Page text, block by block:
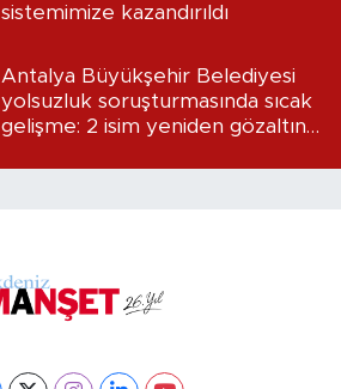
sistemimize kazandırıldı
Antalya Büyükşehir Belediyesi
yolsuzluk soruşturmasında sıcak
gelişme: 2 isim yeniden gözaltına